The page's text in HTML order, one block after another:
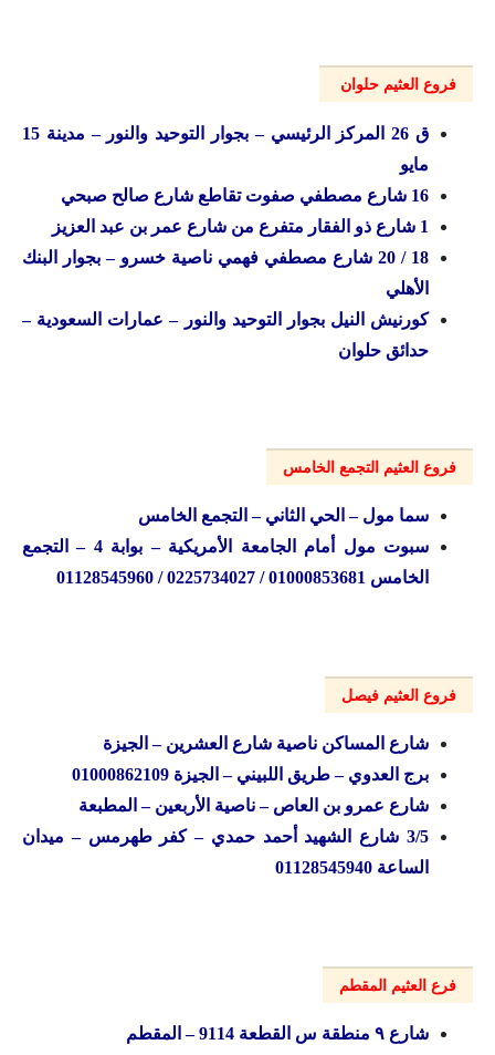
فروع العثيم حلوان
ق 26 المركز الرئيسي – بجوار التوحيد والنور – مدينة 15
مايو
16 شارع مصطفي صفوت تقاطع شارع صالح صبحي
1 شارع ذو الفقار متفرع من شارع عمر بن عبد العزيز
18 / 20 شارع مصطفي فهمي ناصية خسرو – بجوار البنك
الأهلي
كورنيش النيل بجوار التوحيد والنور – عمارات السعودية –
حدائق حلوان
فروع العثيم التجمع الخامس
سما مول – الحي الثاني – التجمع الخامس
سبوت مول أمام الجامعة الأمريكية – بوابة 4 – التجمع
الخامس 01000853681 / 0225734027 / 01128545960
فروع العثيم فيصل
شارع المساكن ناصية شارع العشرين – الجيزة
برج العدوي – طريق اللبيني – الجيزة 01000862109
شارع عمرو بن العاص – ناصية الأربعين – المطبعة
3/5 شارع الشهيد أحمد حمدي – كفر طهرمس – ميدان
الساعة 01128545940
فرع العثيم المقطم
شارع ۹ منطقة س القطعة 9114 – المقطم